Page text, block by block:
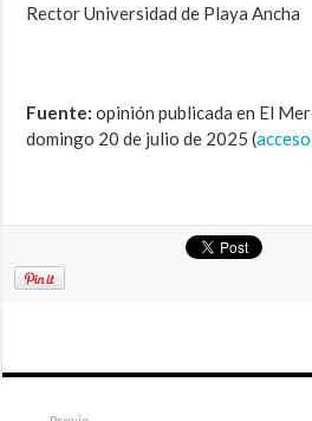
Rector Universidad de Playa Ancha
Fuente: opinión publicada en El
domingo 20 de julio de 2025 (